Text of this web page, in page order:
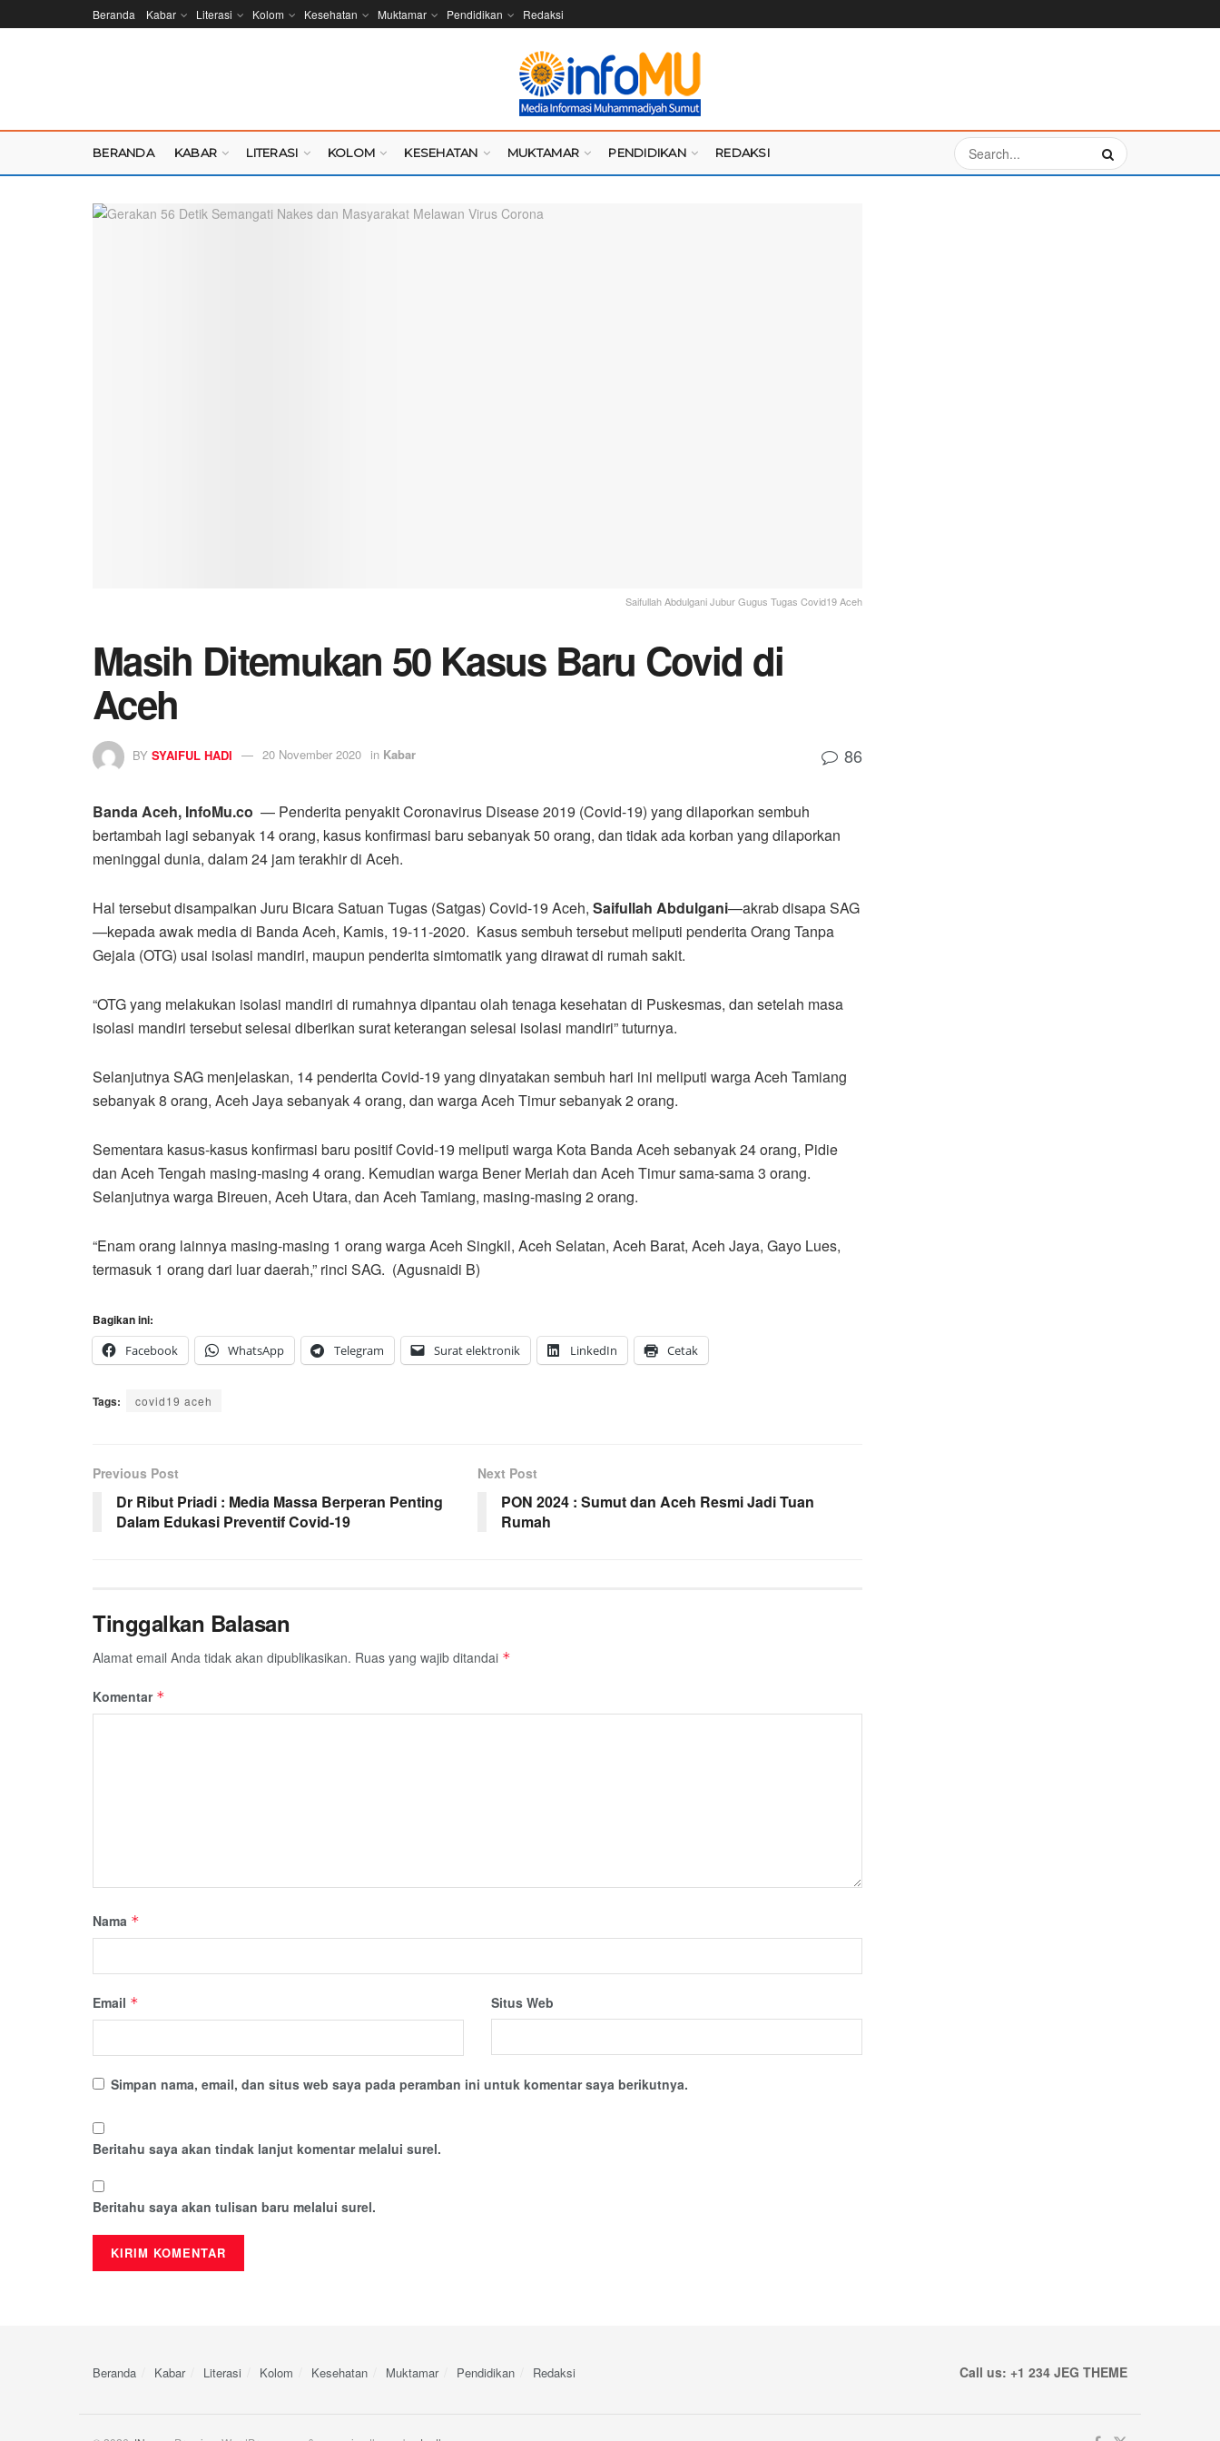
Beranda Kabar Literasi Kolom Kesehatan Muktamar Pendidikan Redaksi
BERANDA KABAR LITERASI KOLOM KESEHATAN MUKTAMAR PENDIDIKAN REDAKSI
Saifullah Abdulgani Jubur Gugus Tugas Covid19 Aceh
Masih Ditemukan 50 Kasus Baru Covid di
Aceh
BY SYAIFUL HADI 20 November 2020 in Kabar 86
Banda Aceh, InfoMu.co — Penderita penyakit Coronavirus Disease 2019 (Covid-19) yang dilaporkan sembuh
bertambah lagi sebanyak 14 orang, kasus konfirmasi baru sebanyak 50 orang, dan tidak ada korban yang dilaporkan
meninggal dunia, dalam 24 jam terakhir di Aceh.
Hal tersebut disampaikan Juru Bicara Satuan Tugas (Satgas) Covid-19 Aceh, Saifullah Abdulgani—akrab disapa SAG
—kepada awak media di Banda Aceh, Kamis, 19-11-2020. Kasus sembuh tersebut meliputi penderita Orang Tanpa
Gejala (OTG) usai isolasi mandiri, maupun penderita simtomatik yang dirawat di rumah sakit.
“OTG yang melakukan isolasi mandiri di rumahnya dipantau olah tenaga kesehatan di Puskesmas, dan setelah masa
isolasi mandiri tersebut selesai diberikan surat keterangan selesai isolasi mandiri” tuturnya.
Selanjutnya SAG menjelaskan, 14 penderita Covid-19 yang dinyatakan sembuh hari ini meliputi warga Aceh Tamiang
sebanyak 8 orang, Aceh Jaya sebanyak 4 orang, dan warga Aceh Timur sebanyak 2 orang.
Sementara kasus-kasus konfirmasi baru positif Covid-19 meliputi warga Kota Banda Aceh sebanyak 24 orang, Pidie
dan Aceh Tengah masing-masing 4 orang. Kemudian warga Bener Meriah dan Aceh Timur sama-sama 3 orang.
Selanjutnya warga Bireuen, Aceh Utara, dan Aceh Tamiang, masing-masing 2 orang.
“Enam orang lainnya masing-masing 1 orang warga Aceh Singkil, Aceh Selatan, Aceh Barat, Aceh Jaya, Gayo Lues,
termasuk 1 orang dari luar daerah,” rinci SAG. (Agusnaidi B)
Bagikan ini:
Facebook
WhatsApp Telegram Surat elektronik LinkedIn Cetak
Tags: covid19 aceh
Previous Post
Dr Ribut Priadi : Media Massa Berperan Penting
Dalam Edukasi Preventif Covid-19
Next Post
PON 2024 : Sumut dan Aceh Resmi Jadi Tuan
Rumah
Tinggalkan Balasan
Alamat email Anda tidak akan dipublikasikan. Ruas yang wajib ditandai *
Komentar *
Nama *
Email * Situs Web
Simpan nama, email, dan situs web saya pada peramban ini untuk komentar saya berikutnya.
Beritahu saya akan tindak lanjut komentar melalui surel.
Beritahu saya akan tulisan baru melalui surel.
Beranda Kabar Literasi Kolom Kesehatan Muktamar Pendidikan Redaksi Call us: +1 234 JEG THEME